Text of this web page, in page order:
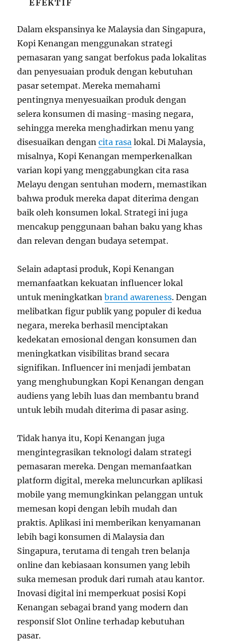
EFEKTIF
Dalam ekspansinya ke Malaysia dan Singapura,
Kopi Kenangan menggunakan strategi
pemasaran yang sangat berfokus pada lokalitas
dan penyesuaian produk dengan kebutuhan
pasar setempat. Mereka memahami
pentingnya menyesuaikan produk dengan
selera konsumen di masing-masing negara,
sehingga mereka menghadirkan menu yang
disesuaikan dengancita rasa lokal. Di Malaysia,
misalnya, Kopi Kenangan memperkenalkan
varian kopi yang menggabungkan cita rasa
Melayu dengan sentuhan modern, memastikan
bahwa produk mereka dapat diterima dengan
baik oleh konsumen lokal. Strategi ini juga
mencakup penggunaan bahan baku yang khas
dan relevan dengan budaya setempat.
Selain adaptasi produk, Kopi Kenangan
memanfaatkan kekuatan influencer lokal
untuk meningkatkanbrand awareness. Dengan
melibatkan figur publik yang populer di kedua
negara, mereka berhasil menciptakan
kedekatan emosional dengan konsumen dan
meningkatkan visibilitas brand secara
signifikan. Influencer ini menjadi jembatan
yang menghubungkan Kopi Kenangan dengan
audiens yang lebih luas dan membantu brand
untuk lebih mudah diterima di pasar asing.
Tidak hanya itu, Kopi Kenangan juga
mengintegrasikan teknologi dalam strategi
pemasaran mereka. Dengan memanfaatkan
platform digital, mereka meluncurkan aplikasi
mobile yang memungkinkan pelanggan untuk
memesan kopi dengan lebih mudah dan
praktis. Aplikasi ini memberikan kenyamanan
lebih bagi konsumen di Malaysia dan
Singapura, terutama di tengah tren belanja
online dan kebiasaan konsumen yang lebih
suka memesan produk dari rumah atau kantor.
Inovasi digital ini memperkuat posisi Kopi
Kenangan sebagai brand yang modern dan
responsif Slot Online terhadap kebutuhan
pasar.